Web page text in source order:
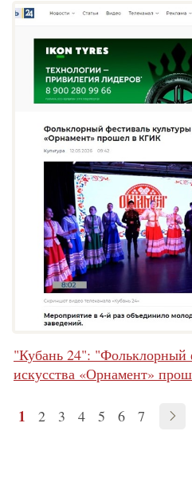
"Кубань 24": "Фольклорный
искусства «Орнамент»
1 2 3 4 5 6 7